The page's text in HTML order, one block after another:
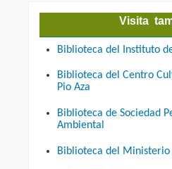
Visita
Biblioteca del Instituto
Biblioteca del Centro
Pio Aza
Biblioteca de Sociedad
Ambiental
Biblioteca del Ministerio